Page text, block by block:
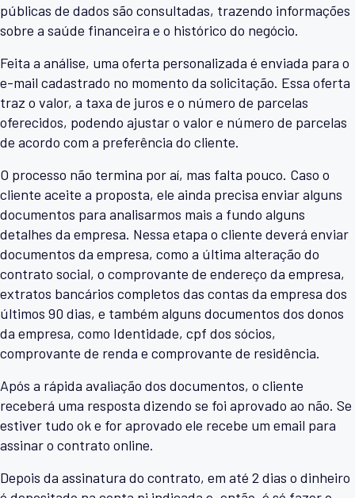
públicas de dados são consultadas, trazendo informações
sobre a saúde financeira e o histórico do negócio.
Feita a análise, uma oferta personalizada é enviada para o
e-mail cadastrado no momento da solicitação. Essa oferta
traz o valor, a taxa de juros e o número de parcelas
oferecidos, podendo ajustar o valor e número de parcelas
de acordo com a preferência do cliente.
O processo não termina por aí, mas falta pouco. Caso o
cliente aceite a proposta, ele ainda precisa enviar alguns
documentos para analisarmos mais a fundo alguns
detalhes da empresa. Nessa etapa o cliente deverá enviar
documentos da empresa, como a última alteração do
contrato social, o comprovante de endereço da empresa,
extratos bancários completos das contas da empresa dos
últimos 90 dias, e também alguns documentos dos donos
da empresa, como Identidade, cpf dos sócios,
comprovante de renda e comprovante de residência.
Após a rápida avaliação dos documentos, o cliente
receberá uma resposta dizendo se foi aprovado ao não. Se
estiver tudo ok e for aprovado ele recebe um email para
assinar o contrato online.
Depois da assinatura do contrato, em até 2 dias o dinheiro